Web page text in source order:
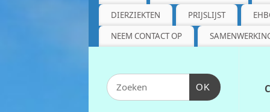
DIERZIEKTEN
PRIJSLIJST
NEEM CONTACT OP
OK